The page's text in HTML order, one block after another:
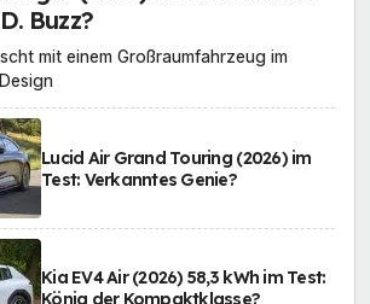
Buzz?
mit einem Großraumfahrzeug im
Lucid Air Grand Touring (2026) im
Test: Verkanntes Genie?
Kia EV4 Air (2026) 58,3 kWh im Test:
König der Kompaktklasse?